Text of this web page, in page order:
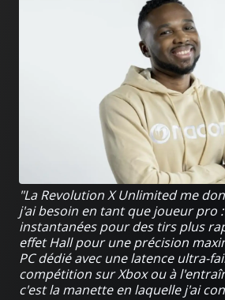
"La Revolution X Unlimited me
j'ai besoin en tant que joueur pro
instantanées pour des tirs plus
effet Hall pour une précision
PC dédié avec une latence ultra-
compétition sur Xbox ou à
c'est la manette en laquelle j'ai